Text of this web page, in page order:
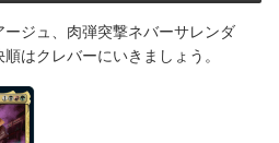
ジュ、肉弾突撃ネバーサレンダ
はクレバーにいきましょう。